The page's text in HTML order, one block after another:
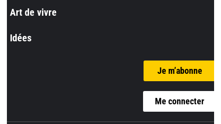
Art de vivre
Idées
Je m’abonne
Me connecter